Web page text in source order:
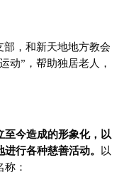
部，和新天地地方教会
动”，帮助独居老人，
至今造成的形象化，以
行各种慈善活动。
以
：